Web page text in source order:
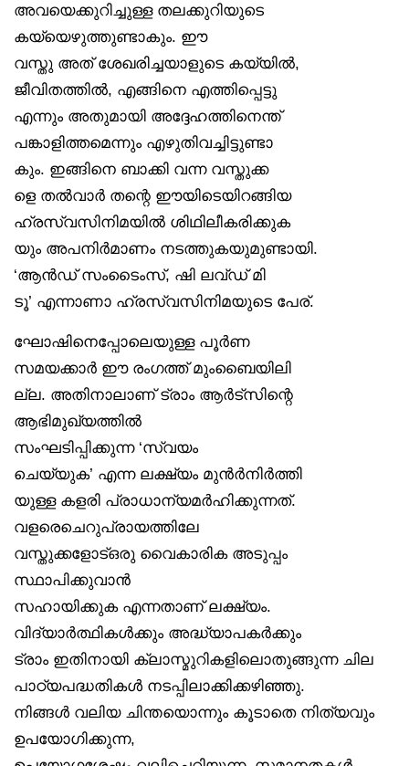
അവയെക്കുറിച്ചുള്ള തലക്കുറിയുടെ
കയ്യെഴുത്തുണ്ടാകും. ഈ
വസ്തു അത് ശേഖരിച്ചയാളുടെ കയ്യിൽ,
ജീവിതത്തിൽ, എങ്ങിനെ എത്തിപ്പെട്ടു
എന്നും അതുമായി അദ്ദേഹത്തിനെന്ത്
പങ്കാളിത്തമെന്നും എഴുതിവച്ചിട്ടുണ്ടാ
കും. ഇങ്ങിനെ ബാക്കി വന്ന വസ്തുക്ക
ളെ തൽവാർ തന്റെ ഈയിടെയിറങ്ങിയ
ഹ്രസ്വസിനിമയിൽ ശിഥിലീകരിക്കുക
യും അപനിർമാണം നടത്തുകയുമുണ്ടായി.
‘ആൻഡ് സംടൈംസ്, ഷി ലവ്ഡ് മി
ടൂ’ എന്നാണാ ഹ്രസ്വസിനിമയുടെ പേര്.
ഘോഷിനെപ്പോലെയുള്ള പൂർണ
സമയക്കാർ ഈ രംഗത്ത് മുംബൈയിലി
ല്ല. അതിനാലാണ് ട്രാം ആർട്‌സിന്റെ
ആഭിമുഖ്യത്തിൽ
സംഘടിപ്പിക്കുന്ന ‘സ്വയം
ചെയ്യുക’ എന്ന ലക്ഷ്യം മുൻർനിർത്തി
യുള്ള കളരി പ്രാധാന്യമർഹിക്കുന്നത്.
വളരെചെറുപ്രായത്തിലേ
വസ്തുക്കളോട്ഒരു വൈകാരിക അടുപ്പം
സ്ഥാപിക്കുവാൻ
സഹായിക്കുക എന്നതാണ് ലക്ഷ്യം.
വിദ്യാർത്ഥികൾക്കും അദ്ധ്യാപകർക്കും
ട്രാം ഇതിനായി ക്ലാസ്മുറികളിലൊതുങ്ങുന്ന ചില
പാഠ്യപദ്ധതികൾ നടപ്പിലാക്കിക്കഴിഞ്ഞു.
നിങ്ങൾ വലിയ ചിന്തയൊന്നും കൂടാതെ നിത്യവും
ഉപയോഗിക്കുന്ന,